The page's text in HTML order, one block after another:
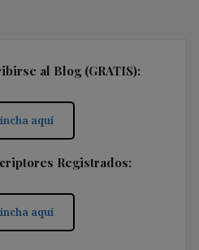
al Blog (GRATIS):
aquí
Registrados:
aquí